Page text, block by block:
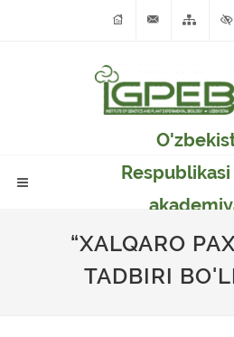
Genetika va
“XALQARO
TADBIRI